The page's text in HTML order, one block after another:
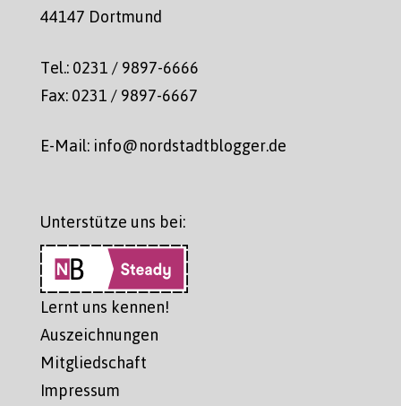
44147 Dortmund
Tel.: 0231 / 9897-6666
Fax: 0231 / 9897-6667
E-Mail: info@nordstadtblogger.de
Unterstütze uns bei:
Lernt uns kennen!
Auszeichnungen
Mitgliedschaft
Impressum